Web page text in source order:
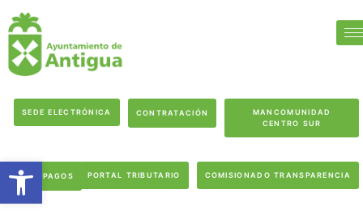
SEDE ELECTRÓNICA CONTRATACIÓN
MANCOMUNIDAD
CENTRO SUR
PAGOS PORTAL TRIBUTARIO COMISIONADO TRANSPARENCIA
Abrir barra de herramientas